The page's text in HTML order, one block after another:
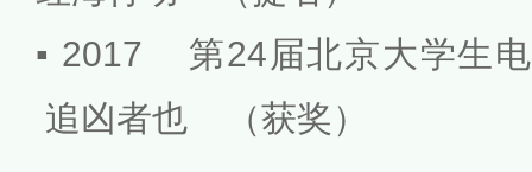
▪ 2017 第24届北京大学生
追凶者也 （获奖）